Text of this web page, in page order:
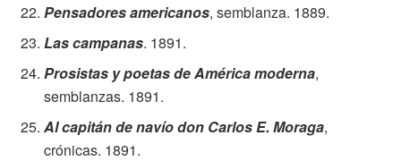
Pensadores americanos, semblanza. 1889.
Las campanas. 1891.
Prosistas y poetas de América moderna,
semblanzas. 1891.
Al capitán de navío don Carlos E. Moraga,
crónicas. 1891.